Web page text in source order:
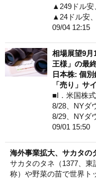
▲249ドル
▲24ドル安
09/04 12:15
相場展望9
王様」の最
日本株: 個
「売り」サ
■I．米国株
8/28、NYダ
8/29、NYダ
09/01 15:50
海外事業拡大、サカタの
サカタのタネ（1377、
称）や野菜の苗で世界ト